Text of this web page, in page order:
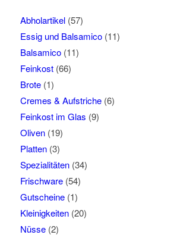
Abholartikel (57)
Essig und Balsamico (11)
Balsamico (11)
Feinkost (66)
Brote (1)
Cremes & Aufstriche (6)
Feinkost im Glas (9)
Oliven (19)
Platten (3)
Spezialitäten (34)
Frischware (54)
Gutscheine (1)
Kleinigkeiten (20)
Nüsse (2)